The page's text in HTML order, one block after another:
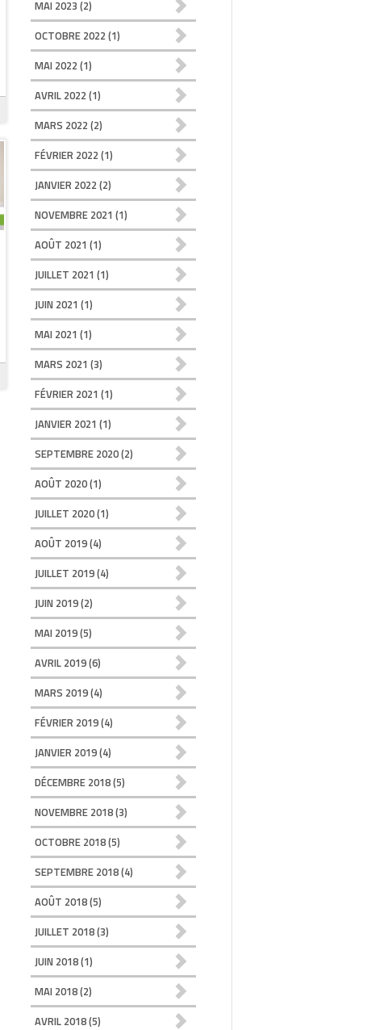
MAI 2023 (2)
OCTOBRE 2022 (1)
MAI 2022 (1)
AVRIL 2022 (1)
MARS 2022 (2)
FÉVRIER 2022 (1)
JANVIER 2022 (2)
NOVEMBRE 2021 (1)
AOÛT 2021 (1)
JUILLET 2021 (1)
JUIN 2021 (1)
MAI 2021 (1)
MARS 2021 (3)
FÉVRIER 2021 (1)
JANVIER 2021 (1)
SEPTEMBRE 2020(2)
AOÛT 2020(1)
JUILLET 2020(1)
AOÛT 2019(4)
JUILLET 2019(4)
JUIN 2019(2)
MAI 2019(5)
AVRIL 2019(6)
MARS 2019(4)
FÉVRIER 2019(4)
JANVIER 2019(4)
DÉCEMBRE 2018(5)
NOVEMBRE 2018(3)
OCTOBRE 2018(5)
SEPTEMBRE 2018(4)
AOÛT 2018(5)
JUILLET 2018(3)
JUIN 2018(1)
MAI 2018(2)
AVRIL 2018(5)